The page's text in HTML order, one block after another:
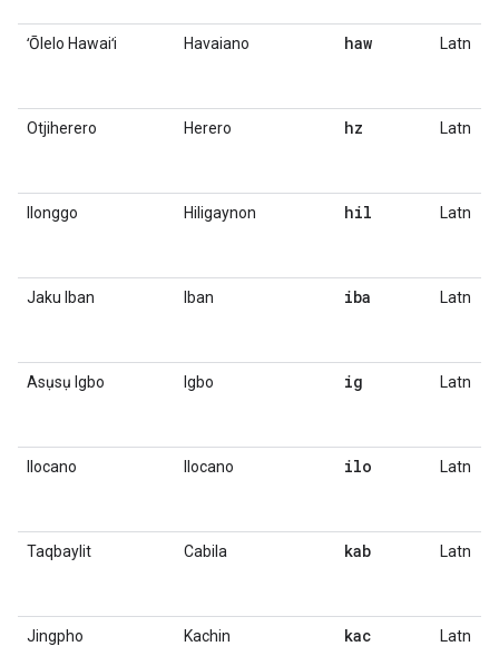
ʻŌlelo Hawaiʻi Havaiano haw Latn
Otjiherero Herero hz Latn
Ilonggo Hiligaynon hil Latn
Jaku Iban Iban iba Latn
Asụsụ Igbo Igbo ig Latn
Ilocano Ilocano ilo Latn
Taqbaylit Cabila kab Latn
Jingpho Kachin kac Latn